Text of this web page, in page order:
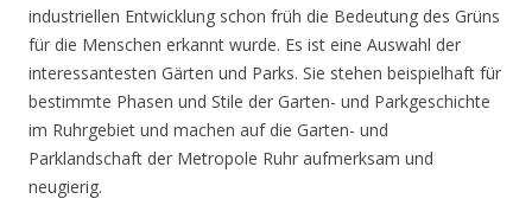
industriellen Entwicklung schon früh die Bedeutung des Grüns
für die Menschen erkannt wurde. Es ist eine Auswahl der
interessantesten Gärten und Parks. Sie stehen beispielhaft für
bestimmte Phasen und Stile der Garten- und Parkgeschichte
im Ruhrgebiet und machen auf die Garten- und
Parklandschaft der Metropole Ruhr aufmerksam und
neugierig.